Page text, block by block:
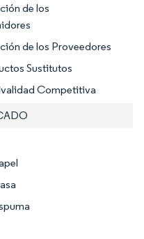
de los
de los Proveedores
Sustitutos
Competitiva